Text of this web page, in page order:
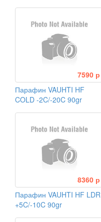
7590 р
Парафин VAUHTI HF
COLD -2C/-20C 90gr
8360 р
Парафин VAUHTI HF LDR
+5C/-10C 90gr